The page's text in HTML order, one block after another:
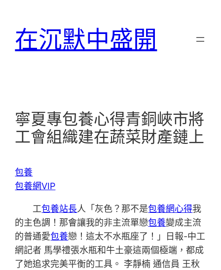
在沉默中盛開
寧夏專包養心得青銅峽市將
工會組織建在蔬菜財產鏈上
包養
包養網VIP
工包養站長人「灰色？那不是包養網心得我
的主色調！那會讓我的非主流單戀包養變成主流
的普通愛包養戀！這太不水瓶座了！」日報-中工
網記者 馬學禮張水瓶和牛土豪這兩個極端，都成
了她追求完美平衡的工具。 李靜楠 通信員 王秋